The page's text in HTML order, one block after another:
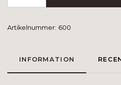
Artikelnummer: 600
INFORMATION